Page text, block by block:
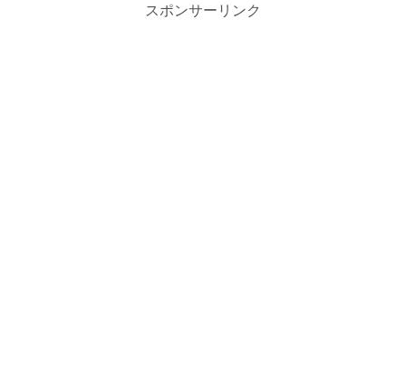
の評判による占い的中率を調査し
た。
スポンサーリンク